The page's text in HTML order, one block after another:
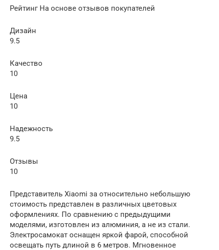
Рейтинг На основе отзывов покупателей
Дизайн
9.5
Качество
10
Цена
10
Надежность
9.5
Отзывы
10
Представитель Xiaomi за относительно небольшую
стоимость представлен в различных цветовых
оформлениях. По сравнению с предыдущими
моделями, изготовлен из алюминия, а не из стали.
Электросамокат оснащен яркой фарой, способной
освещать путь длиной в 6 метров. Мгновенное